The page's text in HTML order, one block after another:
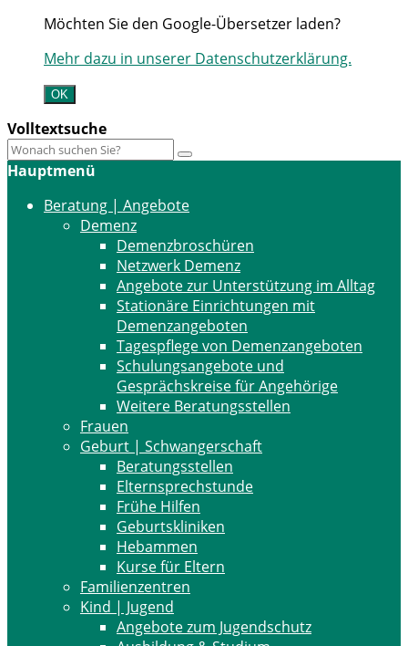
Möchten Sie den Google-Übersetzer laden?
Mehr dazu in unserer Datenschutzerklärung.
OK
Volltextsuche
Hauptmenü
Beratung | Angebote
Demenz
Demenzbroschüren
Netzwerk Demenz
Angebote zur Unterstützung im Alltag
Stationäre Einrichtungen mit
Demenzangeboten
Tagespflege von Demenzangeboten
Schulungsangebote und
Gesprächskreise für Angehörige
Weitere Beratungsstellen
Frauen
Geburt | Schwangerschaft
Beratungsstellen
Elternsprechstunde
Frühe Hilfen
Geburtskliniken
Hebammen
Kurse für Eltern
Familienzentren
Kind | Jugend
Angebote zum Jugendschutz